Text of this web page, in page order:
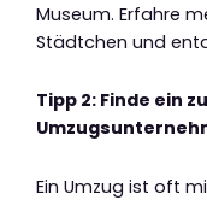
Museum. Erfahre
Städtchen und
Tipp 2: Finde ein
Ein Umzug ist oft